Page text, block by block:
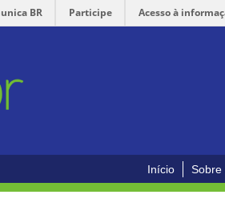
BR Participe Acesso à
Início Sobre